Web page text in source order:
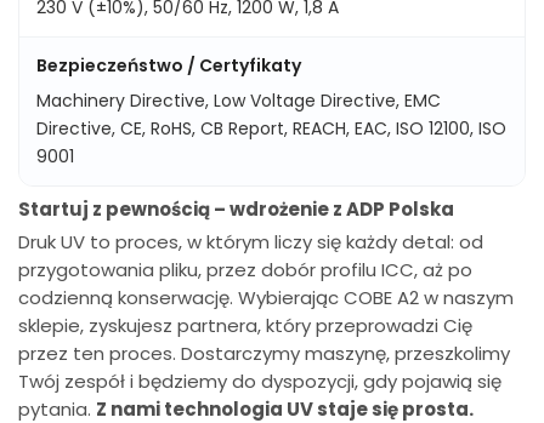
230 V (±10%), 50/60 Hz, 1200 W, 1,8 A
Bezpieczeństwo / Certyfikaty
Machinery Directive, Low Voltage Directive, EMC
Directive, CE, RoHS, CB Report, REACH, EAC, ISO 12100, ISO
9001
Startuj z pewnością – wdrożenie z ADP Polska
Druk UV to proces, w którym liczy się każdy detal: od
przygotowania pliku, przez dobór profilu ICC, aż po
codzienną konserwację. Wybierając COBE A2 w naszym
sklepie, zyskujesz partnera, który przeprowadzi Cię
przez ten proces. Dostarczymy maszynę, przeszkolimy
Twój zespół i będziemy do dyspozycji, gdy pojawią się
pytania. Z nami technologia UV staje się prosta.